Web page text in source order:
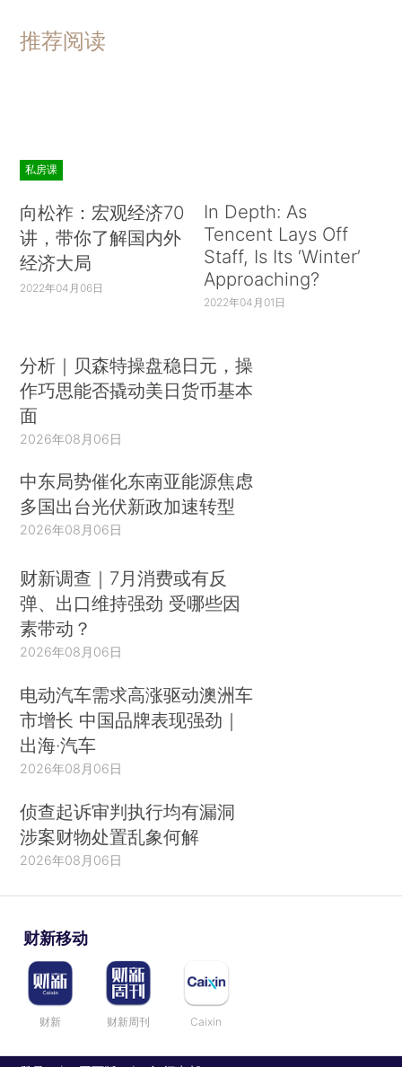
推荐阅读
私房课
向松祚：宏观经济70
讲，带你了解国内外
经济大局
2022年04月06日
In Depth: As
Tencent Lays Off
Staff, Is Its ‘Winter’
Approaching?
2022年04月01日
分析｜贝森特操盘稳日元，操
作巧思能否撬动美日货币基本
面
2026年08月06日
中东局势催化东南亚能源焦虑
多国出台光伏新政加速转型
2026年08月06日
财新调查｜7月消费或有反
弹、出口维持强劲 受哪些因
素带动？
2026年08月06日
电动汽车需求高涨驱动澳洲车
市增长 中国品牌表现强劲｜
出海·汽车
2026年08月06日
侦查起诉审判执行均有漏洞
涉案财物处置乱象何解
2026年08月06日
财新移动
财新 财新周刊 Caixin